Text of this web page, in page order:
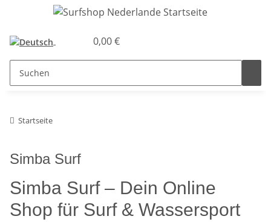
0,00 €
Startseite
Simba Surf
Simba Surf – Dein Online
Shop für Surf & Wassersport